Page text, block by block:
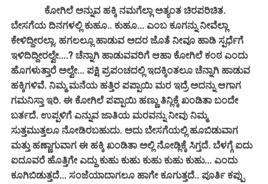
ಕೋಗಿಲೆ ಅನ್ನುವ ಹಕ್ಕಿ ನಮಗೆಲ್ಲಾ ಅತ್ಯಂತ ಚಿರಪರಿಚಿತ.
ಬೇಸಗೆಯ ದಿನಗಳಲ್ಲಿ ಕುಹೂ.. ಕುಹೂ... ಎಂಬ ಕೂಗನ್ನು ನೀವೆಲ್ಲಾ
ಕೇಳಿದ್ದೀರಲ್ಲಾ. ಹಗಲಲ್ಲೂ ಹಾಡುವ ಅದರ ಜೊತೆ ನೀವೂ ಹಾಡಿ ಸ್ಪರ್ಧೆಗೆ
ಇಳಿದಿದ್ದೀರಲ್ವೇ....? ಚೆನ್ನಾಗಿ ಹಾಡುವವರಿಗೆ ಆಹಾ ಕೋಗಿಲೆ ಕಂಠ ಎಂದು
ಹೊಗಳುತ್ತಾರೆ ಅಲ್ವೇ... ಪಕ್ಷಿ ಪ್ರಪಂಚದಲ್ಲಿ ಇದಕ್ಕಿಂತಲೂ ಚೆನ್ನಾಗಿ ಹಾಡುವ
ಹಕ್ಕಿಗಳಿವೆ. ನಿಮ್ಮ ಮನೆಯ ಹತ್ತಿರ ಪಪ್ಪಾಯಿ ಮರ ಇದ್ರೆ ಅದನ್ನು ಆಗಾಗ
ಗಮನಿಸ್ತಾ ಇರಿ. ಈ ಕೋಗಿಲೆ ಪಪ್ಪಾಯಿ ಹಣ್ಣು ತಿನ್ಲಿಕ್ಕೆ ಖಂಡಿತಾ ಬಂದೇ
ಬರ್ತದೆ. ಉಪ್ಪಳಿಗೆ ಎನ್ನುವ ಜಾತಿಯ ಮರವನ್ನು ನೀವು ನಿಮ್ಮ
ಸುತ್ತಮುತ್ತಲೂ ನೋಡಿರಬಹುದು. ಅದು ಬೇಸಗೆಯಲ್ಲಿ ಹೂಬಿಡುವಾಗ
ಮತ್ತು ಹಣ್ಣಾಗುವಾಗ ಈ ಹಕ್ಕಿ ಖಂಡಿತಾ ಅಲ್ಲಿ ನೋಡ್ಲಿಕ್ಕೆ ಸಿಗ್ತದೆ. ಬೆಳಗ್ಗೆ ಐದು
ಐದೂವರೆ ಹೊತ್ತಿಗೇ ಎದ್ದು ಕುಹು ಕುಹು ಕುಹು ಕುಹು ಕುಹು... ಎಂದು
ಕೂಗಿಬಿಡುತ್ತದೆ... ಸಂಜೆಯಾದಾಗಲೂ ಹಾಗೇ ಕೂಗುತ್ತದೆ.. ಪೂರ್ತಿ ಕಪ್ಪು